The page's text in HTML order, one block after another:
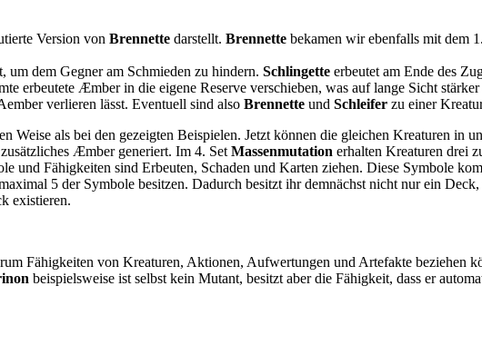
Version von Brennette darstellt. Brennette bekamen wir ebenfalls mit dem
dem Gegner am Schmieden zu hindern. Schlingette erbeutet am Ende des
erbeutete Æmber in die eigene Reserve verschieben, was auf lange Sicht
verlieren lässt. Eventuell sind also Brennette und Schleifer zu einer
Weise als bei den gezeigten Beispielen. Jetzt können die gleichen Kreaturen in
Æmber generiert. Im 4. SetMassenmutation erhalten Kreaturen drei
und Fähigkeiten sind Erbeuten, Schaden und Karten ziehen. Diese Symbole
5 der Symbole besitzen. Dadurch besitzt ihr demnächst nicht nur ein
existieren.
Fähigkeiten von Kreaturen, Aktionen, Aufwertungen und Artefakte beziehen
beispielsweise ist selbst kein Mutant, besitzt aber die Fähigkeit, dass er